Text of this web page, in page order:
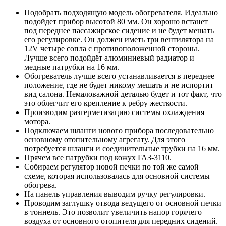
Подобрать подходящую модель обогревателя. Идеально
подойдет прибор высотой 80 мм. Он хорошо встанет
под переднее пассажирское сидение и не будет мешать
его регулировке. Он должен иметь три вентилятора на
12V четыре сопла с противоположенной стороны.
Лучше всего подойдёт алюминиевый радиатор и
медные патрубки на 16 мм.
Обогреватель лучше всего устанавливается в переднее
положение, где не будет никому мешать и не испортит
вид салона. Немаловажной деталью будет и тот факт, что
это облегчит его крепление к ребру жесткости.
Производим разгерметизацию системы охлаждения
мотора.
Подключаем шланги нового прибора последовательно
основному отопительному агрегату. Для этого
потребуется шланги и соединительные трубки на 16 мм.
Прячем все патрубки под кожух ГАЗ-3110.
Собираем регулятор новой печки по той же самой
схеме, которая использовалась для основной системы
обогрева.
На панель управления выводим ручку регулировки.
Проводим заглушку отвода ведущего от основной печки
в тоннель. Это позволит увеличить напор горячего
воздуха от основного отопителя для передних сидений.